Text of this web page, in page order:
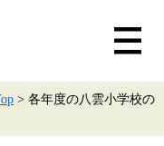
> 各年度の八雲小学校の